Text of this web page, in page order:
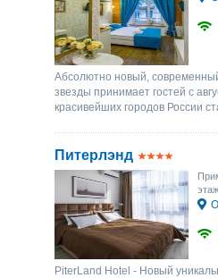
Абсолютно новый,
звезды принимает гостей с
красивейших городов России
Питерлэнд
этаж
PiterLand Hotel - Новый